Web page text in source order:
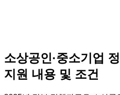
소상공인·중소기업
지원 내용 및 조건